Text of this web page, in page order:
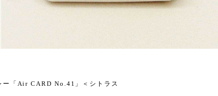
ー「Air CARD No.41」＜シトラス